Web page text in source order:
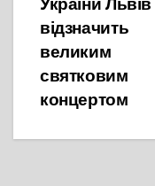
України Львів
відзначить
великим
святковим
концертом